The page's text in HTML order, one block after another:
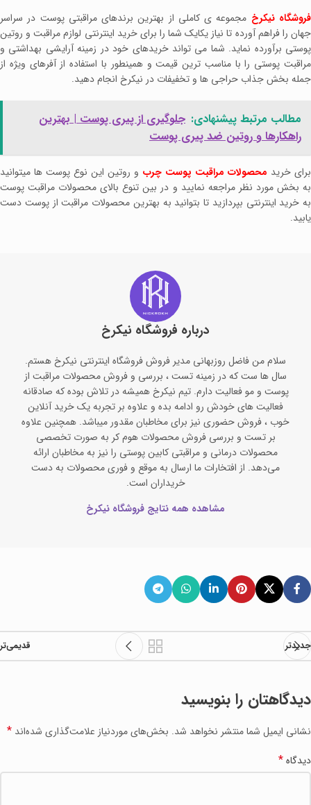
فروشگاه نیکرخ مجموعه ی کاملی از بهترین برندهای مراقبتی پوست در سراسر
جهان را فراهم آورده تا نیاز یکایک شما را برای خرید اینترنتی لوازم مراقبت و روتین
پوستی برآورده نماید. شما می تواند خریدهای خود در زمینه آرایشی بهداشتی و
مراقبت پوستی را با مناسب ترین قیمت و همینطور با استفاده از آفرهای ویژه از
جمله بخش جذاب حراجی ها و تخفیفات در نیکرخ انجام دهید.
مطالب مرتبط پیشنهادی: جلوگیری از پیری پوست | بهترین
راهکارها و روتین ضد پیری پوست
برای خرید محصولات مراقبت پوست چرب و روتین این نوع پوست ها میتوانید
به بخش مورد نظر مراجعه نمایید و در بین تنوع بالای محصولات مراقبت پوست
به خرید اینترنتی بپردازید تا بتوانید به بهترین محصولات مراقبت از پوست دست
یابید.
درباره فروشگاه نیکرخ
سلام من فاضل روزبهانی مدیر فروش فروشگاه اینترنتی نیکرخ هستم.
سال ها ست که در زمینه تست ، بررسی و فروش محصولات مراقبت از
پوست و مو فعالیت دارم. تیم نیکرخ همیشه در تلاش بوده که صادقانه
فعالیت های خودش رو ادامه‌ بده و علاوه بر تجربه یک خرید آنلاین
خوب ، فروش حضوری نیز برای مخاطبان مقدور میباشد. همچنین علاوه
بر تست و بررسی فروش محصولات هوم کر به صورت تخصصی
محصولات درمانی و مراقبتی کابین پوستی را نیز به مخاطبان ارائه
می‌دهد. از افتخارات ما ارسال به موقع و فوری محصولات به دست
خریداران است.
مشاهده همه نتایج فروشگاه نیکرخ
جدیدتر قدیمی‌تر
دیدگاهتان را بنویسید
نشانی ایمیل شما منتشر نخواهد شد. بخش‌های موردنیاز علامت‌گذاری شده‌اند *
دیدگاه*